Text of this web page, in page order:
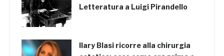
Letteratura a Luigi Pirandello
Ilary Blasi ricorre alla chirurgia